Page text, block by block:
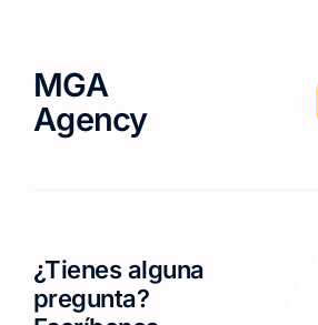
MGA
Agency
¿Tienes alguna
pregunta?